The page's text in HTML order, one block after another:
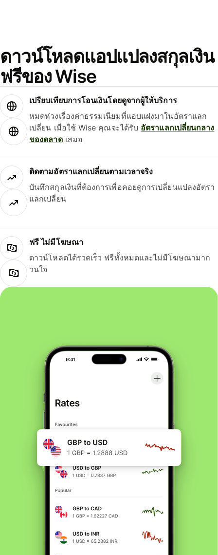
ดาวน์โหลดแอปแปลงสกุลเงิน
ฟรีของ Wise
เปรียบเทียบการโอนเงินโดยดูจากผู้ให้บริการ
หมดห่วงเรื่องค่าธรรมเนียมที่แอบแฝงมาในอัตราแลก
เปลี่ยน เมื่อใช้ Wise คุณจะได้รับ อัตราแลกเปลี่ยนกลาง
ของตลาดเสมอ
ติดตามอัตราแลกเปลี่ยนตามเวลาจริง
บันทึกสกุลเงินที่ต้องการเพื่อคอยดูการเปลี่ยนแปลงอัตรา
แลกเปลี่ยน
ฟรี ไม่มีโฆษณา
ดาวน์โหลดได้รวดเร็ว ฟรีทั้งหมดและไม่มีโฆษณามาก
วนใจ